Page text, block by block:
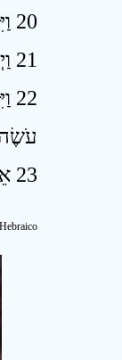
20 וַיִּקַּח אֲדֹנֵי יוֹסֵף אֹתוֹ וַיִּתְּנֵהוּ אֶל־בֵּית הַסֹּהַר מְקוֹם אֲשֶׁר־אֲסוּרֵי הַמֶּלֶךְ אֲסוּרִים וַיְהִי־שָׁם בְּבֵית הַסֹּהַר ׃
21 וַיְהִי יְהוָה אֶת־יוֹסֵף וַיֵּט אֵלָיו חָסֶד וַיִּתֵּן חִנּוֹ בְּעֵינֵי שַׂר בֵּית־הַסֹּהַר ׃
עֹשֶׂה
23 אֵין שַׂר בֵּית־הַסֹּהַר רֹאֶה אֶת־כָּל־מְאוּמָה בְּיָדוֹ בַּאֲשֶׁר יְהוָה אִתּוֹ וַאֲשֶׁר־הוּא עֹשֶׂה יְהוָה מַצְלִיחַ ׃